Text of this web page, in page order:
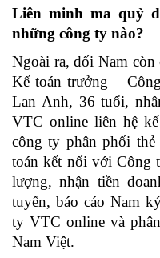
Liên minh ma quỷ
những công ty nào?
Ngoài ra, đối Nam
Kế toán trưởng –
Lan Anh, 36 tuổi,
VTC online liên hệ
công ty phân phối
toán kết nối với Công
lượng, nhận tiền
tuyến, báo cáo Nam
ty VTC online và
Nam Việt.